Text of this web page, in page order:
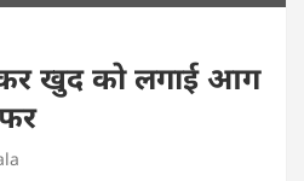
खुद को लगाई आग